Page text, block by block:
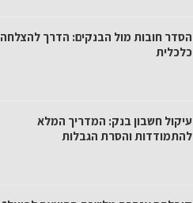
הסדר חובות מול הבנקים: הדרך להצלחה
כלכלית
עיקול חשבון בנק: המדריך המלא
להתמודדות והסרת הגבלות